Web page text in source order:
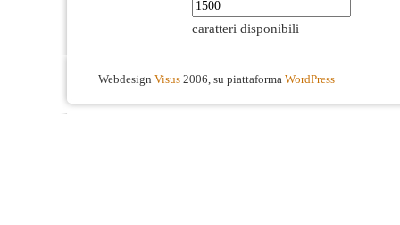
caratteri disponibili
Webdesign Visus 2006, su piattaforma WordPress